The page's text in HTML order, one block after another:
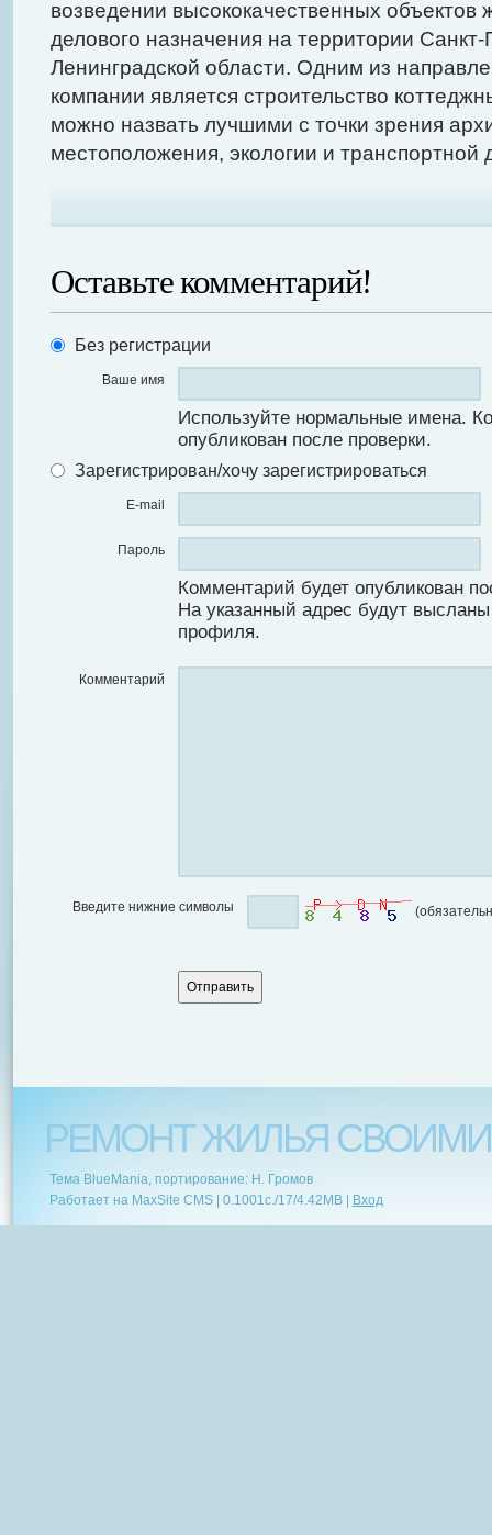
возведении высококачественных объектов
делового назначения на территории Санкт-
Ленинградской области. Одним из
компании является строительство
можно назвать лучшими с точки зрения
местоположения, экологии и транспортной
Оставьте комментарий!
Без регистрации
Ваше имя
Используйте нормальные имена.
опубликован после проверки.
Зарегистрирован/хочу зарегистрироваться
E-mail
Пароль
Комментарий будет опубликован
На указанный адрес будут
профиля.
Комментарий
Введите нижние символы
РЕМОНТ ЖИЛЬЯ
Тема BlueMania, портирование: Н. Громов
Работает на MaxSite CMS | 0.1001c./17/4.42MB Вход